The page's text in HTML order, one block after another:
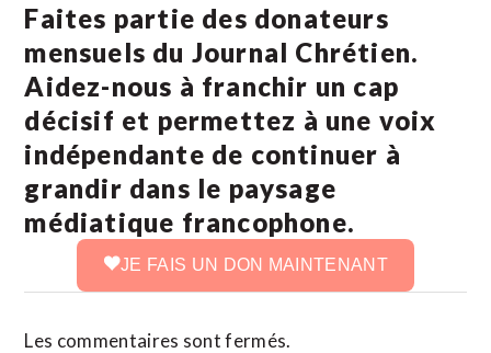
Faites partie des donateurs
mensuels du Journal Chrétien.
Aidez-nous à franchir un cap
décisif et permettez à une voix
indépendante de continuer à
grandir dans le paysage
médiatique francophone.
JE FAIS UN DON MAINTENANT
Les commentaires sont fermés.